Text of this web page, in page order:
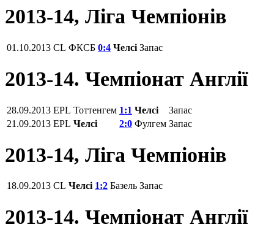
2013-14, Ліга Чемпіонів
01.10.2013 CL ФКСБ 0:4 Челсі Запас
2013-14. Чемпіонат Англії
28.09.2013 EPL Тоттенгем 1:1 Челсі
Запас
21.09.2013 EPL Челсі 2:0 Фулгем Запас
2013-14, Ліга Чемпіонів
18.09.2013 CL Челсі 1:2 Базель Запас
2013-14. Чемпіонат Англії